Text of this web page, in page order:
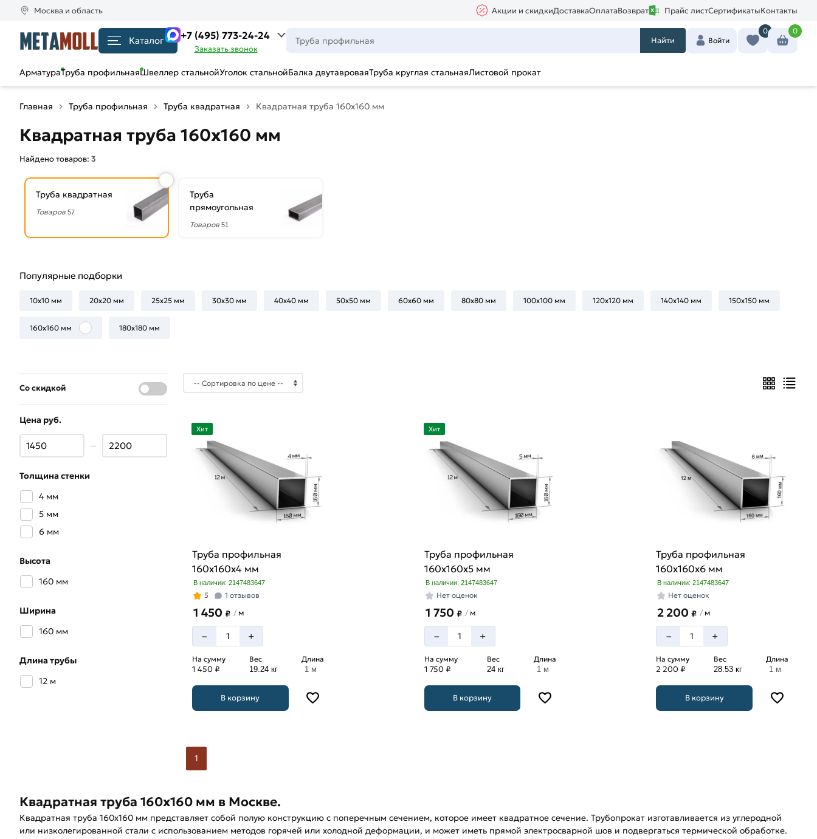
Москва и область Акции и скидкиДоставкаОплатаВозврат Прайс листСертификатыКонтакты
Каталог +7 (495) 773-24-24
Заказать звонок
Найти Войти
0 0
АрматураТруба профильнаяШвеллер стальнойУголок стальнойБалка двутавроваяТруба круглая стальнаяЛистовой прокат
Главная Труба профильная Труба квадратная Квадратная труба 160х160 мм
Квадратная труба 160х160 мм
Найдено товаров: 3
Труба квадратная
Товаров 57
Труба
прямоугольная
Товаров 51
Популярные подборки
10х10 мм 20х20 мм 25х25 мм 30х30 мм 40х40 мм 50х50 мм 60х60 мм 80х80 мм 100х100 мм 120х120 мм 140х140 мм 150х150 мм
160х160 мм 180х180 мм
Со скидкой
Цена руб.
—
Толщина стенки
4 мм
5 мм
6 мм
Высота
160 мм
Ширина
160 мм
Длина трубы
12 м
Хит
Труба профильная
160х160х4 мм
В наличии: 2147483647
5 1 отзывов
1 450 ₽ /м
– +
На сумму
1 450 ₽
Вес
19.24 кг
Длина
1 м
В корзину
Хит
Труба профильная
160х160х5 мм
В наличии: 2147483647
Нет оценок
1 750 ₽ /м
– +
На сумму
1 750 ₽
Вес
24 кг
Длина
1 м
В корзину
Труба профильная
160х160х6 мм
В наличии: 2147483647
Нет оценок
2 200₽ / м
– +
На сумму
2 200 ₽
Вес
28.53 кг
Длина
1 м
В корзину
1
Квадратная труба 160х160 мм в Москве.
Квадратная труба 160х160 мм представляет собой полую конструкцию с поперечным сечением, которое имеет квадратное сечение. Трубопрокат изготавливается из углеродной
или низколегированной стали с использованием методов горячей или холодной деформации, и может иметь прямой электросварной шов и подвергаться термической обработке.